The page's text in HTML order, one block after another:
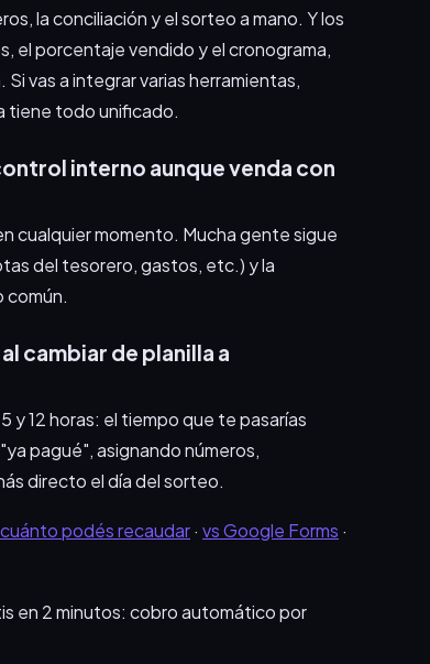
la conciliación y el sorteo a mano. Y los
el porcentaje vendido y el cronograma,
vas a integrar varias herramientas,
tiene todo unificado.
interno aunque venda con
cualquier momento. Mucha gente sigue
del tesorero, gastos, etc.) y la
común.
cambiar de planilla a
12 horas: el tiempo que te pasarías
pagué", asignando números,
directo el día del sorteo.
podés recaudar· vs Google Forms ·
en 2 minutos: cobro automático por